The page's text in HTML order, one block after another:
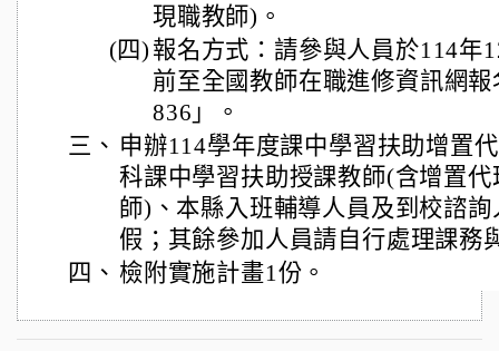
現職教師)。
(四) 報名方式：請參與人員於114年
前至全國教師在職進修資訊網
836」。
三、 申辦114學年度課中學習扶助增置
科課中學習扶助授課教師(含增置
師)、本縣入班輔導人員及到校諮
假；其餘參加人員請自行處理課務
四、 檢附實施計畫1份。